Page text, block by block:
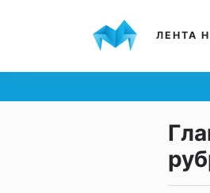
ЛЕНТА